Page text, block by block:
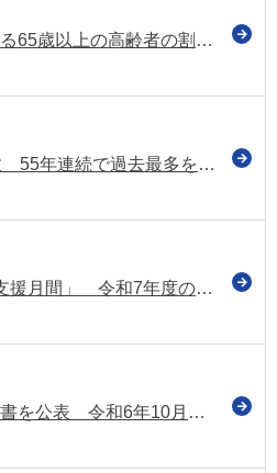
令和7年の総人口に占める65歳以上の高齢者の割合は「29.4%」で過去最高（総務省が敬老の日にちなんで公表）
100歳以上の高齢者の数 55年連続で過去最多を更新 令和7年は9万5,119人 女性が88％
10月は「高年齢者就業支援月間」 令和7年度の月間中に開催されるフォーラム・シンポジウムへの参加のご案内 主にライブ配信 参加無料（雇用支援機構）
令和7年版の高齢社会白書を公表 令和6年10月現在の高齢化率は「29.3％」 令和52年には2.6人に1人が65歳以上